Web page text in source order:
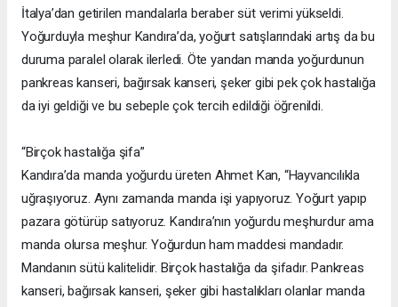
İtalya’dan getirilen mandalarla beraber süt verimi yükseldi.
Yoğurduyla meşhur Kandıra’da, yoğurt satışlarındaki artış da bu
duruma paralel olarak ilerledi. Öte yandan manda yoğurdunun
pankreas kanseri, bağırsak kanseri, şeker gibi pek çok hastalığa
da iyi geldiği ve bu sebeple çok tercih edildiği öğrenildi.
“Birçok hastalığa şifa”
Kandıra’da manda yoğurdu üreten Ahmet Kan, “Hayvancılıkla
uğraşıyoruz. Aynı zamanda manda işi yapıyoruz. Yoğurt yapıp
pazara götürüp satıyoruz. Kandıra’nın yoğurdu meşhurdur ama
manda olursa meşhur. Yoğurdun ham maddesi mandadır.
Mandanın sütü kalitelidir. Birçok hastalığa da şifadır. Pankreas
kanseri, bağırsak kanseri, şeker gibi hastalıkları olanlar manda